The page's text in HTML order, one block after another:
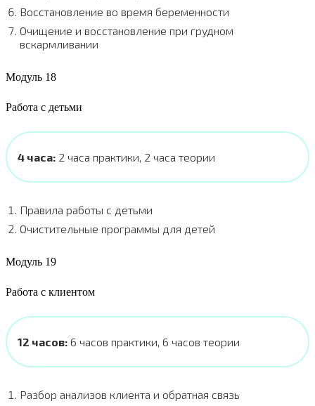
Восстановление во время беременности
Очищение и восстановление при грудном
вскармливании
Модуль 18
Работа с детьми
4 часа: 2 часа практики, 2 часа теории
Правила работы с детьми
Очистительные программы для детей
Модуль 19
Работа с клиентом
12 часов: 6 часов практики, 6 часов теории
Разбор анализов клиента и обратная связь